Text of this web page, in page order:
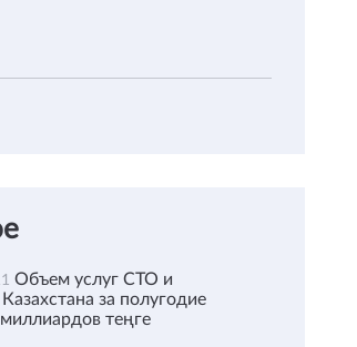
Объем услуг СТО и
за полугодие
теңге